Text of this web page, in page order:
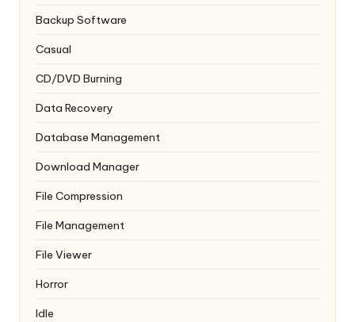
Backup Software
Casual
CD/DVD Burning
Data Recovery
Database Management
Download Manager
File Compression
File Management
File Viewer
Horror
Idle